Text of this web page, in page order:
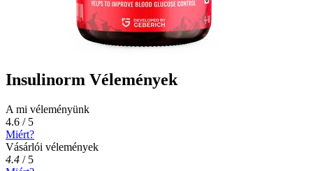
Insulinorm Vélemények
A mi véleményünk
4.6 / 5
Miért?
Vásárlói vélemények
4.4 / 5